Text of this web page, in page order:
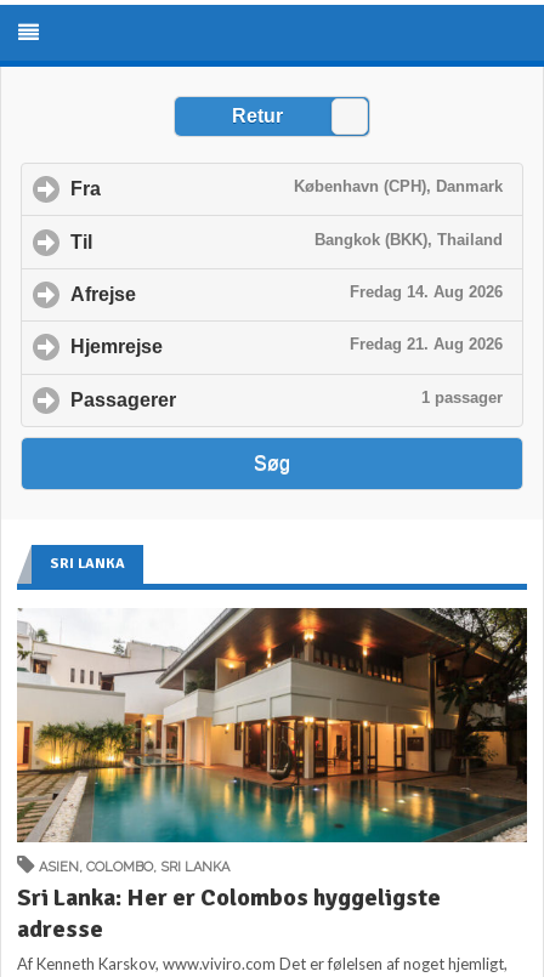
SRI LANKA
ASIEN ,COLOMBO, SRI LANKA
Sri Lanka: Her er Colombos hyggeligste
adresse
Af Kenneth Karskov, www.viviro.com Det er følelsen af noget hjemligt,